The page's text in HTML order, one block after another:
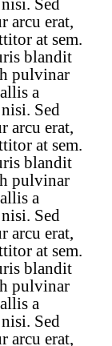
arcu erat,
at sem.
blandit
pulvinar
a
Sed
arcu erat,
at sem.
blandit
pulvinar
a
Sed
arcu erat,
at sem.
blandit
pulvinar
a
Sed
arcu erat,